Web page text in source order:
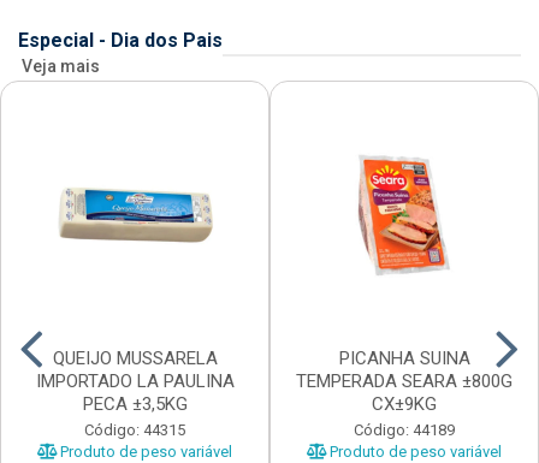
Especial - Dia dos Pais
Veja mais
QUEIJO MUSSARELA
IMPORTADO LA PAULINA
PECA ±3,5KG
Código: 44315
Produto de peso variável
PICANHA SUINA
TEMPERADA SEARA ±800G
CX±9KG
Código: 44189
Produto de peso variável